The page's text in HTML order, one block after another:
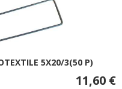
5X20/3(50 P)
11,60 €